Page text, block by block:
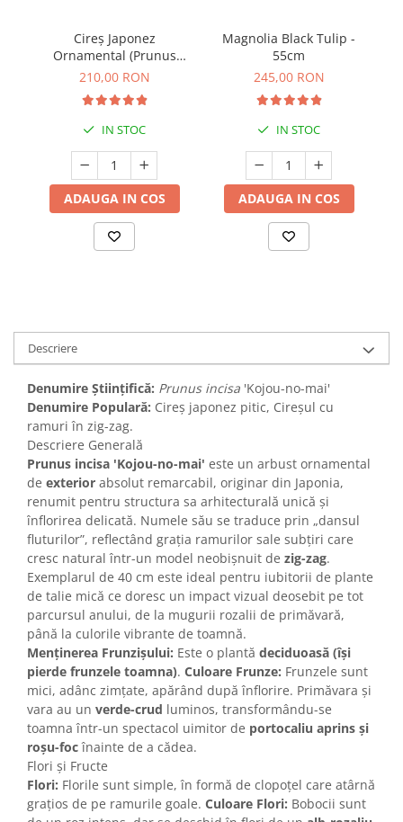
Cireș Japonez
Ornamental (Prunus
Amanogawa) - 80 cm
210,00 RON
IN STOC
ADAUGA IN COS
Magnolia Black Tulip -
55cm
245,00 RON
IN STOC
ADAUGA IN COS
Descriere
Denumire Științifică: Prunus incisa 'Kojou-no-mai'
Denumire Populară: Cireș japonez pitic, Cireșul cu
ramuri în zig-zag.
Descriere Generală
Prunus incisa 'Kojou-no-mai' este un arbust ornamental
de exterior absolut remarcabil, originar din Japonia,
renumit pentru structura sa arhitecturală unică și
înflorirea delicată. Numele său se traduce prin „dansul
fluturilor”, reflectând grația ramurilor sale subțiri care
cresc natural într-un model neobișnuit de zig-zag.
Exemplarul de 40 cm este ideal pentru iubitorii de plante
de talie mică ce doresc un impact vizual deosebit pe tot
parcursul anului, de la mugurii rozalii de primăvară,
până la culorile vibrante de toamnă.
Menținerea Frunzișului: Este o plantă deciduoasă (își
pierde frunzele toamna). Culoare Frunze: Frunzele sunt
mici, adânc zimțate, apărând după înflorire. Primăvara și
vara au un verde-crud luminos, transformându-se
toamna într-un spectacol uimitor de portocaliu aprins și
roșu-focînainte de a cădea.
Flori și Fructe
Flori: Florile sunt simple, în formă de clopoțel care atârnă
grațios de pe ramurile goale. Culoare Flori: Bobocii sunt